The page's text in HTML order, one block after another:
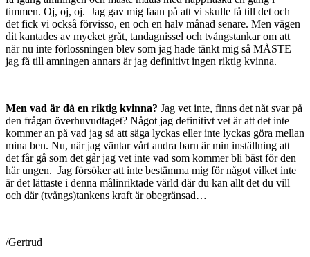
timmen. Oj, oj, oj. Jag gav mig faan på att vi skulle få till det och
det fick vi också förvisso, en och en halv månad senare. Men vägen
dit kantades av mycket gråt, tandagnissel och tvångstankar om att
när nu inte förlossningen blev som jag hade tänkt mig så MÅSTE
jag få till amningen annars är jag definitivt ingen riktig kvinna.
Men vad är då en riktig kvinna? Jag vet inte, finns det nåt svar på
den frågan överhuvudtaget? Något jag definitivt vet är att det inte
kommer an på vad jag så att säga lyckas eller inte lyckas göra mellan
mina ben. Nu, när jag väntar vårt andra barn är min inställning att
det får gå som det går jag vet inte vad som kommer bli bäst för den
här ungen. Jag försöker att inte bestämma mig för något vilket inte
är det lättaste i denna målinriktade värld där du kan allt det du vill
och där (tvångs)tankens kraft är obegränsad…
/Gertrud